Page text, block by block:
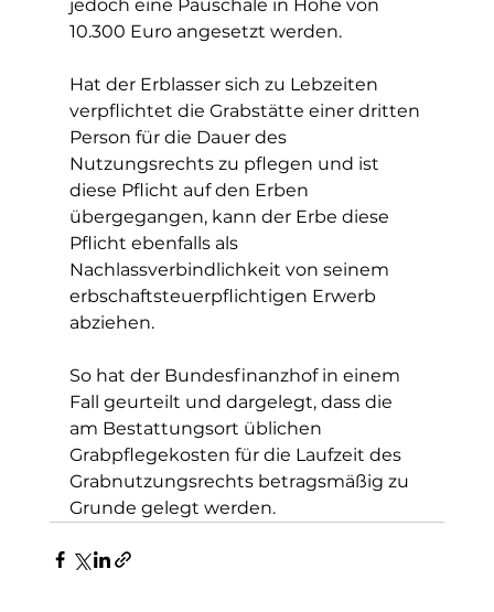
jedoch eine Pauschale in Höhe von
10.300 Euro angesetzt werden.
Hat der Erblasser sich zu Lebzeiten
verpflichtet die Grabstätte einer dritten
Person für die Dauer des
Nutzungsrechts zu pflegen und ist
diese Pflicht auf den Erben
übergegangen, kann der Erbe diese
Pflicht ebenfalls als
Nachlassverbindlichkeit von seinem
erbschaftsteuerpflichtigen Erwerb
abziehen.
So hat der Bundesfinanzhof in einem
Fall geurteilt und dargelegt, dass die
am Bestattungsort üblichen
Grabpflegekosten für die Laufzeit des
Grabnutzungsrechts betragsmäßig zu
Grunde gelegt werden.